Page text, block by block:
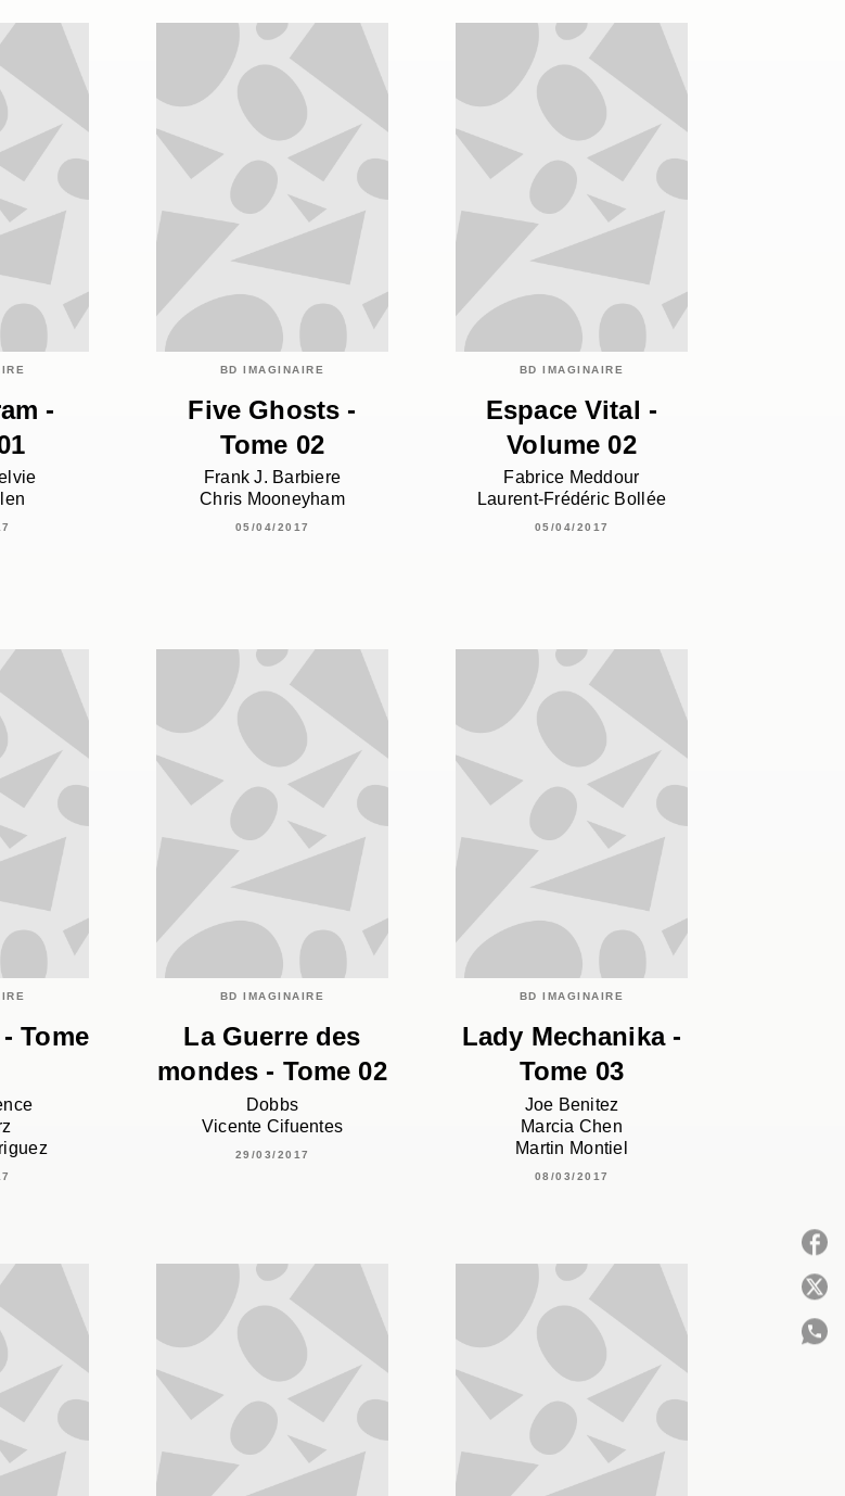
-
BD IMAGINAIRE
Five Ghosts -
Tome 02
Frank J. Barbiere
Chris Mooneyham
05/04/2017
BD IMAGINAIRE
Espace Vital -
Volume 02
Fabrice Meddour
Laurent-Frédéric Bollée
05/04/2017
Tome
BD IMAGINAIRE
La Guerre des
mondes - Tome 02
Dobbs
Vicente Cifuentes
29/03/2017
BD IMAGINAIRE
Lady Mechanika -
Tome 03
Joe Benitez
Marcia Chen
Martin Montiel
08/03/2017